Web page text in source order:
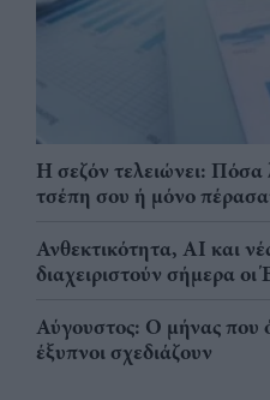
Η σεζόν τελειώνει: Πόσα
τσέπη σου ή μόνο
Ανθεκτικότητα, AI και
διαχειριστούν σήμερα οι
Αύγουστος: Ο μήνας που
έξυπνοι σχεδιάζουν